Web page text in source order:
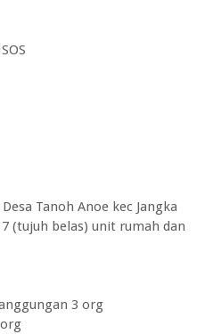
Tanoh Anoe kec Jangka
(tujuh belas) unit rumah dan
3 org